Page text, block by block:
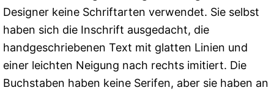
Designer keine Schriftarten verwendet. Sie selbst
haben sich die Inschrift ausgedacht, die
handgeschriebenen Text mit glatten Linien und
einer leichten Neigung nach rechts imitiert. Die
Buchstaben haben keine Serifen, aber sie haben an